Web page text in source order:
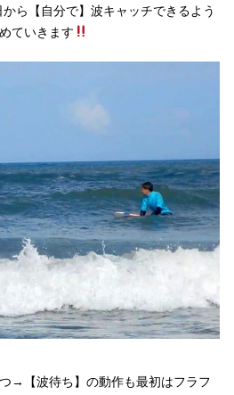
ら【自分で】波キャッチできるよう
ていきます
→【波待ち】の動作も最初はフラフ